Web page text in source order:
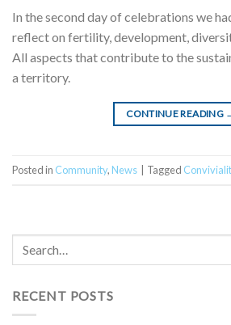
In the second day of celebrations we
reflect on fertility, development,
All aspects that contribute to the
a territory.
CONTINUE READING
Posted in Community, News Tagged
RECENT POSTS